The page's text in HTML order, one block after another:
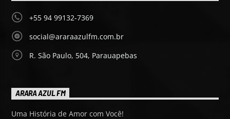
+55 94 99132-7369
social@araraazulfm.com.br
R. São Paulo, 504, Parauapebas
ARARA AZUL FM
Uma História de Amor com Você!